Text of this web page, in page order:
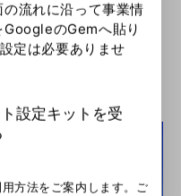
確認が取れる様にな
。
ですが、最初1週間は全
した。
流れに沿って事業情
のGemへ貼り
定は必要ありませ
設定キットを受
方法をご案内します。ご